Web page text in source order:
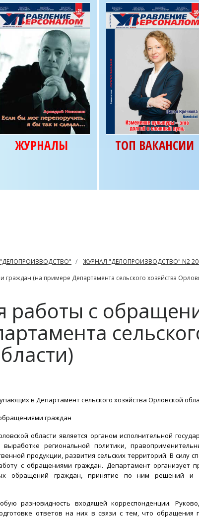
ЖУРНАЛЫ ТОП ВАКАНСИИ
ЖУРНАЛ "ДЕЛОПРОИЗВОДСТВО" N2
(на примере Департамента сельского хозяйства
работы с
в Департамент сельского хозяйства Орловской
граждан
области является органом исполнительной
региональной политики,
продукции, развития сельских территорий. В силу
с обращениями граждан. Департамент организует
обращений граждан, принятие по ним решений и
разновидность входящей корреспонденции.
ответов на них в связи с тем, что